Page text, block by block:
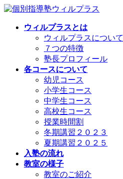
コ
ナ
ウィルプラスとは
ウィルプラスについて
７つの特徴
塾長プロフィール
各コースについて
幼児コース
小学生コース
中学生コース
高校生コース
授業時間割
冬期講習２０２３
夏期講習２０２５
入塾の流れ
教室の様子
教室のご紹介